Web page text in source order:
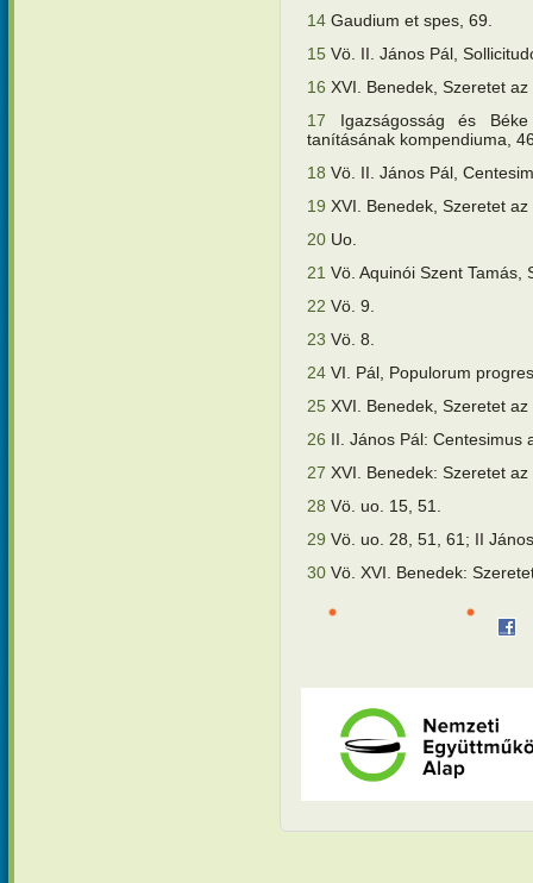
14 Gaudium et spes, 69.
15 Vö. II. János Pál,
16 XVI. Benedek, Szeretet
17 Igazságosság és
tanításának kompendiuma,
18 Vö. II. János Pál,
19 XVI. Benedek, Szeretet
20 Uo.
21 Vö. Aquinói Szent
22 Vö. 9.
23 Vö. 8.
24 VI. Pál, Populorum
25 XVI. Benedek, Szeretet
26 II. János Pál: Centesimus
27 XVI. Benedek: Szeretet
28 Vö. uo. 15, 51.
29 Vö. uo. 28, 51, 61; II
30 Vö. XVI. Benedek: